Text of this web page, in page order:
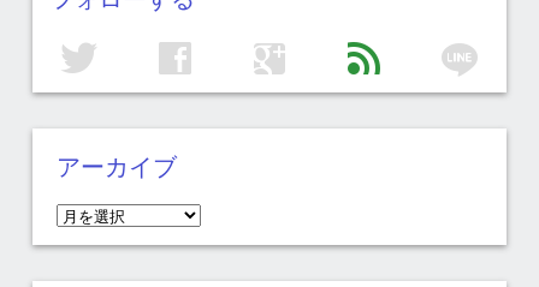
twitter facebook google feed line
アーカイブ
ア
ー
カ